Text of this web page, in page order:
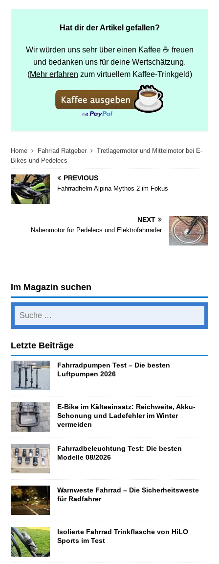
Hat dir der Artikel gefallen?
Wir würden uns sehr über einen Kaffee ☕ freuen
und bedanken uns für deine Wertschätzung.
(Mehr erfahren zum virtuellem Kaffee-Trinkgeld)
Home Fahrrad Ratgeber
Tretlagermotor und Mittelmotor bei E-
Bikes und Pedelecs
PREVIOUS
Fahrradhelm Alpina Mythos 2 im Fokus
NEXT
Nabenmotor für Pedelecs und Elektrofahrräder
Im Magazin suchen
Letzte Beiträge
Fahrradpumpen Test – Die besten
Luftpumpen 2026
E-Bike im Kälteeinsatz: Reichweite, Akku-
Schonung und Ladefehler im Winter
vermeiden
Fahrradbeleuchtung Test: Die besten
Modelle 08/2026
Warnweste Fahrrad – Die Sicherheitsweste
für Radfahrer
Isolierte Fahrrad Trinkflasche von HiLO
Sports im Test